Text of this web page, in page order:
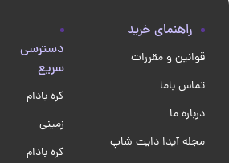
راهنمای خرید
قوانین و مقررات
تماس باما
درباره ما
مجله آیدا دایت شاپ
دسترسی
سریع
کره بادام
زمینی
کره بادام